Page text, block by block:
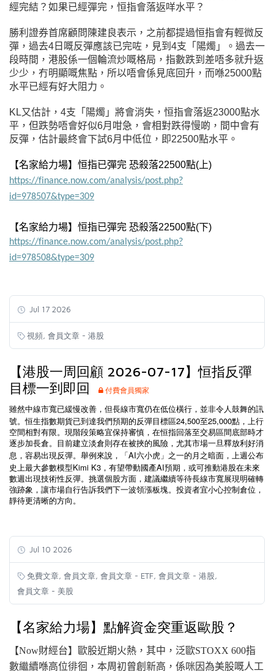
經完結？如果已經彈完，恒指會落返咩水平？
勝利證券首席顧問陳建良表示，之前都提過恒指會有輕微反
彈，過去4日嘅反彈應該已完咗，見到4支「陽燭」。過去一
段時間，港股係一個輪流炒嘅格局，指數跌到差唔多就升返
少少，冇明顯嘅焦點，所以唔會係見底回升，而喺25000點
水平已經有好大阻力。
KL又估計，4支「陽燭」將會消失，恒指會落返23000點水
平，但跌勢唔會好似6月咁急，會相對跌得慢啲，間中會有
反彈，估計最終會下試6月中低位，即22500點水平。
【名家給力場】恒指已彈完 恐殺落22500點(上)
https://finance.now.com/analysis/post.php?
id=978507&type=309
【名家給力場】恒指已彈完 恐殺落22500點(下)
https://finance.now.com/analysis/post.php?
id=978508&type=309
Jul 17 2026
視頻 會員文章 - 港股
【港股一周回顧 2026-07-17】恒指反彈
目標一到即回
付費會員獨家
雖然中線市寬已緩慢改善，但長線市寬仍在低位橫行，並非令人鼓舞的訊
號。恒生指數期貨已到達我們預期的反彈目標區24,500至25,000點，上行
空間相對有限。現階段策略宜保持審慎，在恒指回落至交易區間底部時才
逐步加長倉。目前建立淡倉則存在被挾的風險，尤其市場一旦釋放利好消
息，容易出現反彈。舉例來說，「 AI六小虎」之一的月之暗面，上週公布
史上最大參數模型Kimi K3 ，有望帶動國產AI預期，或可推動港股在未來
數週出現技術性反彈。挑選個股方面，建議繼續等待長線市寬展現明確轉
強跡象，讓市場自行告訴我們下一波領漲板塊。投資者宜小心控制倉位，
靜待更清晰的方向。
Jul 10 2026
免費文章 會員文章 會員文章 - ETF 會員文章 - 港股
會員文章 - 美股
【名家給力場】點解資金突重返歐股？
【Now財經台】歐股近期火熱，其中，泛歐STOXX 600指
數繼續喺高位徘徊， 本周初曾創新高，係咪因為美股嘅人工